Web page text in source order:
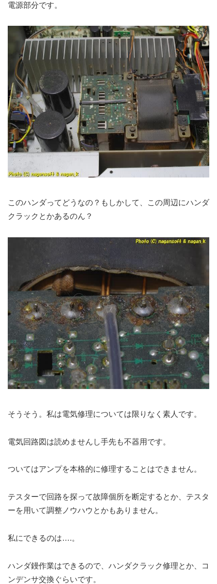
電源部分です。
このハンダってどうなの？もしかして、この周辺にハンダ
クラックとかあるのん？
そうそう。私は電気修理については限りなく素人です。
電気回路図は読めませんし手先も不器用です。
ついてはアンプを本格的に修理することはできません。
テスターで回路を探って故障個所を断定するとか、テスタ
ーを用いて調整ノウハウとかもありません。
私にできるのは….。
ハンダ鏝作業はできるので、ハンダクラック修理とか、コ
ンデンサ交換ぐらいです。